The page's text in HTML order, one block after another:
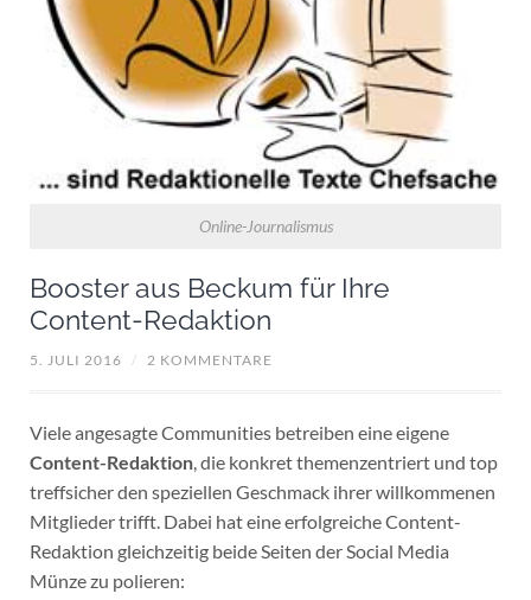
Online-Journalismus
Booster aus Beckum für Ihre
Content-Redaktion
5. JULI 2016 / 2 KOMMENTARE
Viele angesagte Communities betreiben eine eigene
Content-Redaktion, die konkret themenzentriert und top
treffsicher den speziellen Geschmack ihrer willkommenen
Mitglieder trifft. Dabei hat eine erfolgreiche Content-
Redaktion gleichzeitig beide Seiten der Social Media
Münze zu polieren: